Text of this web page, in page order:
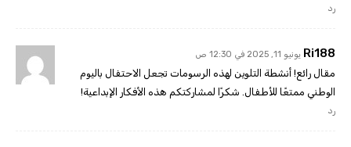
رد
Ri188 يونيو 11, 2025 في 12:30 ص
مقال رائع! أنشطة التلوين لهذه الرسومات تجعل الاحتفال باليوم
الوطني ممتعًا للأطفال. شكرًا لمشاركتكم هذه الأفكار الإبداعية!
رد